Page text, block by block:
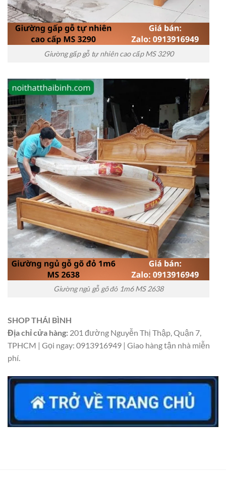
Giường gấp gỗ tự nhiên cao cấp MS 3290
Giường ngủ gỗ gõ đỏ 1m6 MS 2638
SHOP THÁI BÌNH
Địa chỉ cửa hàng: 201 đường Nguyễn Thị Thập, Quận 7,
TPHCM | Gọi ngay: 0913916949 | Giao hàng tận nhà miễn
phí.